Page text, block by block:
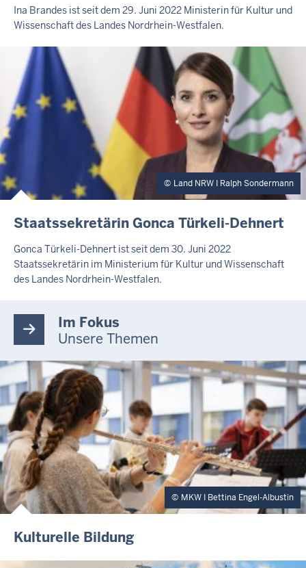
Ina Brandes ist seit dem 29. Juni 2022 Ministerin für Kultur und
Wissenschaft des Landes Nordrhein-Westfalen.
Land NRW I Ralph Sondermann
Staatssekretärin Gonca Türkeli-Dehnert
Gonca Türkeli-Dehnert ist seit dem 30. Juni 2022
Staatssekretärin im Ministerium für Kultur und Wissenschaft
des Landes Nordrhein-Westfalen.
Im Fokus
Unsere Themen
MKW I Bettina Engel-Albustin
Kulturelle Bildung